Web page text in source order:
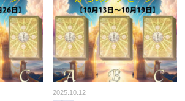
2025.10.12